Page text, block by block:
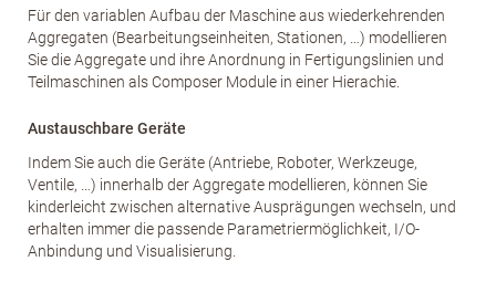
Für den variablen Aufbau der Maschine aus wiederkehrenden
Aggregaten (Bearbeitungseinheiten, Stationen, …) modellieren
Sie die Aggregate und ihre Anordnung in Fertigungslinien und
Teilmaschinen als Composer Module in einer Hierachie.
Austauschbare Geräte
Indem Sie auch die Geräte (Antriebe, Roboter, Werkzeuge,
Ventile, …) innerhalb der Aggregate modellieren, können Sie
kinderleicht zwischen alternative Ausprägungen wechseln, und
erhalten immer die passende Parametriermöglichkeit, I/O-
Anbindung und Visualisierung.